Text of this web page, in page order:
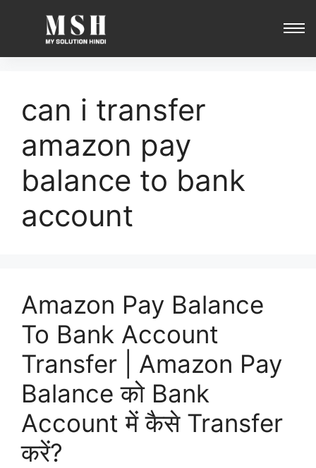
can i transfer
amazon pay
balance to bank
account
Amazon Pay Balance
To Bank Account
Transfer | Amazon Pay
Balance को Bank
Account में कैसे Transfer
करें?